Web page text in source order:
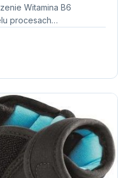
Witamina B6
procesach…